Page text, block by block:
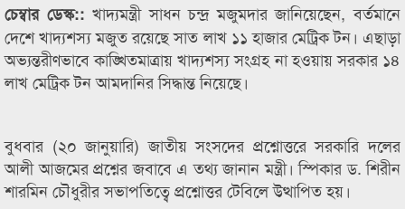
চেম্বার ডেস্ক::খাদ্যমন্ত্রী সাধন চন্দ্র মজুমদার জানিয়েছেন, বর্তমানে
দেশে খাদ্যশস্য মজুত রয়েছে সাত লাখ ১১ হাজার মেট্রিক টন। এছাড়া
অভ্যন্তরীণভাবে কাঙ্খিতমাত্রায় খাদ্যশস্য সংগ্রহ না হওয়ায় সরকার ১৪
লাখ মেট্রিক টন আমদানির সিদ্ধান্ত নিয়েছে।
বুধবার (২০ জানুয়ারি) জাতীয় সংসদের প্রশ্নোত্তরে সরকারি দলের
আলী আজমের প্রশ্নের জবাবে এ তথ্য জানান মন্ত্রী। স্পিকার ড. শিরীন
শারমিন চৌধুরীর সভাপতিত্বে প্রশ্নোত্তর টেবিলে উত্থাপিত হয়।